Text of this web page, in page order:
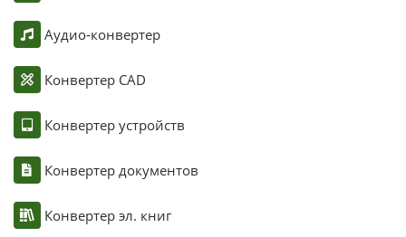
Аудио-конвертер
Конвертер CAD
Конвертер устройств
Конвертер документов
Конвертер эл. книг